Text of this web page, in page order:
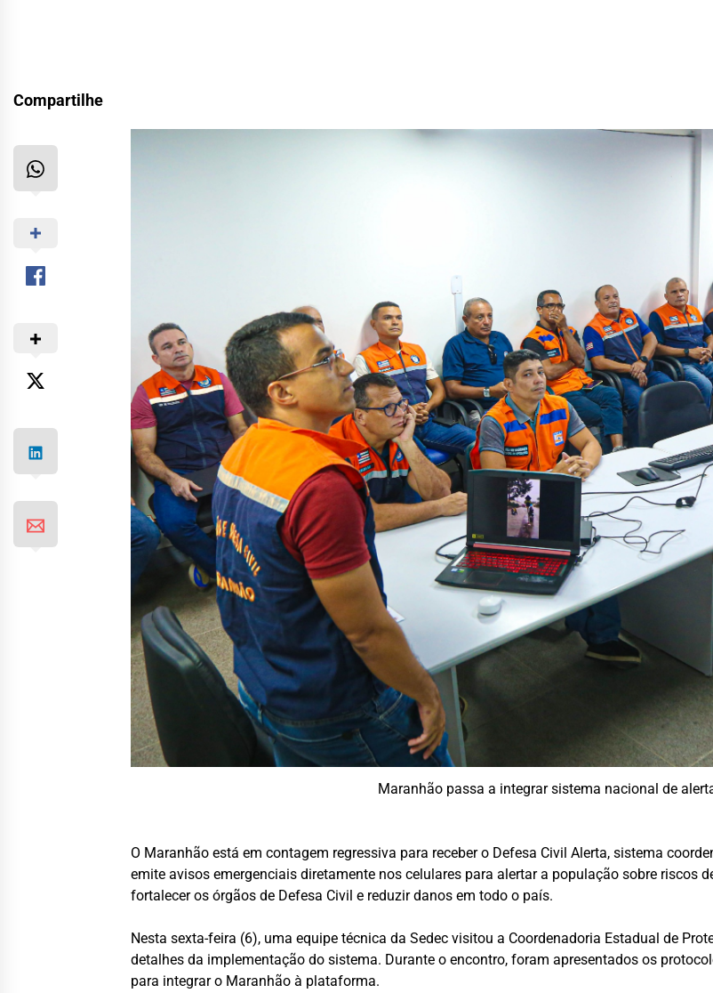
Compartilhe
Maranhão passa a integrar sistema nacional de
O Maranhão está em contagem regressiva para receber o Defesa Civil Alerta, sistema
emite avisos emergenciais diretamente nos celulares para alertar a população sobre riscos
fortalecer os órgãos de Defesa Civil e reduzir danos em todo o país.
Nesta sexta-feira (6), uma equipe técnica da Sedec visitou a Coordenadoria Estadual de
detalhes da implementação do sistema. Durante o encontro, foram apresentados os
para integrar o Maranhão à plataforma.